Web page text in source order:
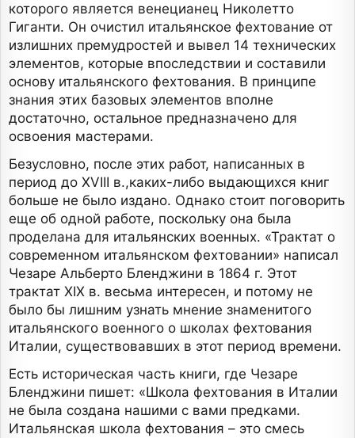
которого является венецианец Николетто
Гиганти. Он очистил итальянское фехтование от
излишних премудростей и вывел 14 технических
элементов, которые впоследствии и составили
основу итальянского фехтования. В принципе
знания этих базовых элементов вполне
достаточно, остальное предназначено для
освоения мастерами.
Безусловно, после этих работ, написанных в
период до XVIII в.,каких-либо выдающихся книг
больше не было издано. Однако стоит поговорить
еще об одной работе, поскольку она была
проделана для итальянских военных. «Трактат о
современном итальянском фехтовании» написал
Чезаре Альберто Бленджини в 1864 г. Этот
трактат XIX в. весьма интересен, и потому не
было бы лишним узнать мнение знаменитого
итальянского военного о школах фехтования
Италии, существовавших в этот период времени.
Есть историческая часть книги, где Чезаре
Бленджини пишет: «Школа фехтования в Италии
не была создана нашими с вами предками.
Итальянская школа фехтования – это смесь